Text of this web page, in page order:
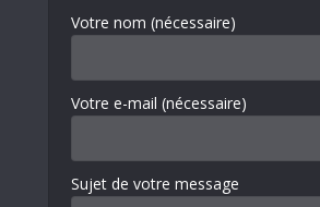
Votre nom (nécessaire)
Votre e-mail (nécessaire)
Sujet de votre message